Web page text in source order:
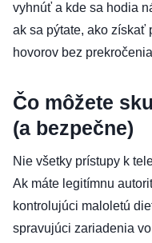
vyhnúť a kde sa hodia
ak sa pýtate, ako získať
hovorov bez
Čo môžete
(a bezpečne)
Nie všetky prístupy k
Ak máte legitímnu
kontrolujúci maloletú
spravujúci zariadenia